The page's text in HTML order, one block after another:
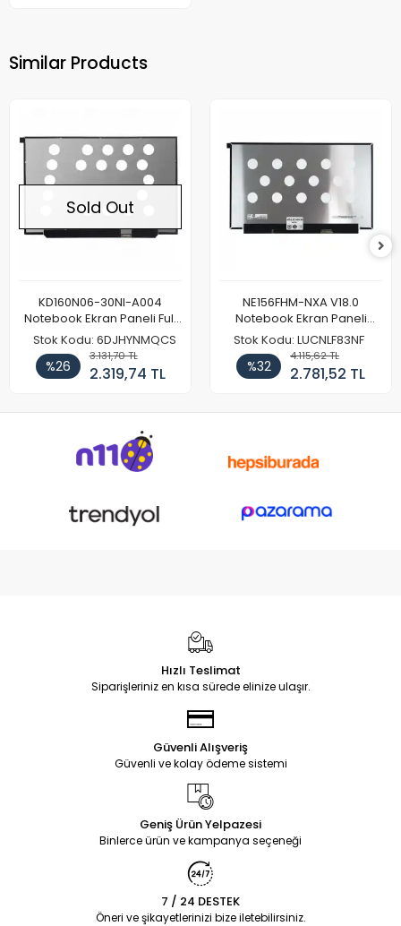
Similar Products
Sold Out
KD160N06-30NI-A004
Notebook Ekran Paneli Full
HD
Stok Kodu: 6DJHYNMQCS
%26
3.131,70 TL
2.319,74 TL
NE156FHM-NXA V18.0
Notebook Ekran Paneli
144Hz
Stok Kodu: LUCNLF83NF
%32
4.115,62 TL
2.781,52 TL
Hızlı Teslimat
Siparişleriniz en kısa sürede elinize ulaşır.
Güvenli Alışveriş
Güvenli ve kolay ödeme sistemi
Geniş Ürün Yelpazesi
Binlerce ürün ve kampanya seçeneği
7 / 24 DESTEK
Öneri ve şikayetlerinizi bize iletebilirsiniz.